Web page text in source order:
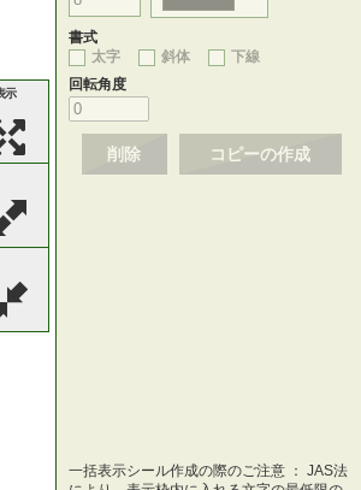
示
書式
太字
斜体
下線
回転角度
削除 コピーの作成
一括表示シール作成の際のご注意 ： JAS法